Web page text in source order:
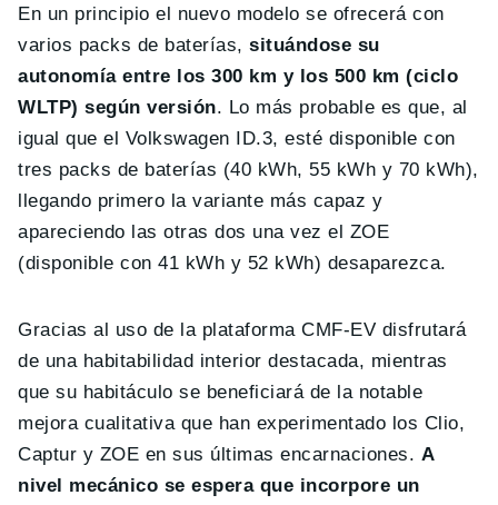
En un principio el nuevo modelo se ofrecerá con
varios packs de baterías, situándose su
autonomía entre los 300 km y los 500 km (ciclo
WLTP) según versión. Lo más probable es que, al
igual que el Volkswagen ID.3, esté disponible con
tres packs de baterías (40 kWh, 55 kWh y 70 kWh),
llegando primero la variante más capaz y
apareciendo las otras dos una vez el ZOE
(disponible con 41 kWh y 52 kWh) desaparezca.
Gracias al uso de la plataforma CMF-EV disfrutará
de una habitabilidad interior destacada, mientras
que su habitáculo se beneficiará de la notable
mejora cualitativa que han experimentado los Clio,
Captur y ZOE en sus últimas encarnaciones. A
nivel mecánico se espera que incorpore un